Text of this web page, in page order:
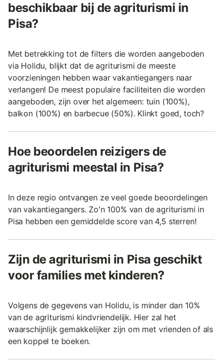
beschikbaar bij de agriturismi in
Pisa?
Met betrekking tot de filters die worden aangeboden
via Holidu, blijkt dat de agriturismi de meeste
voorzieningen hebben waar vakantiegangers naar
verlangen! De meest populaire faciliteiten die worden
aangeboden, zijn over het algemeen: tuin (100%),
balkon (100%) en barbecue (50%). Klinkt goed, toch?
Hoe beoordelen reizigers de
agriturismi meestal in Pisa?
In deze regio ontvangen ze veel goede beoordelingen
van vakantiegangers. Zo'n 100% van de agriturismi in
Pisa hebben een gemiddelde score van 4,5 sterren!
Zijn de agriturismi in Pisa geschikt
voor families met kinderen?
Volgens de gegevens van Holidu, is minder dan 10%
van de agriturismi kindvriendelijk. Hier zal het
waarschijnlijk gemakkelijker zijn om met vrienden of als
een koppel te boeken.